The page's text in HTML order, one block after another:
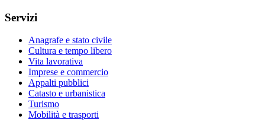
Servizi
Anagrafe e stato civile
Cultura e tempo libero
Vita lavorativa
Imprese e commercio
Appalti pubblici
Catasto e urbanistica
Turismo
Mobilità e trasporti